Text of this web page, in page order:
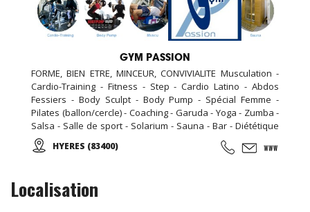
GYM PASSION
FORME, BIEN ETRE, MINCEUR, CONVIVIALITE Musculation -
Cardio-Training - Fitness - Step - Cardio Latino - Abdos
Fessiers - Body Sculpt - Body Pump - Spécial Femme -
Pilates (ballon/cercle) - Coaching - Garuda - Yoga - Zumba -
Salsa - Salle de sport - Solarium - Sauna - Bar - Diététique
N'hésitez pas à nous rendre visite, la première séance est
gratuite! Pour toute inscription, l'accès au sauna est offert
HYERES (83400)
Localisation